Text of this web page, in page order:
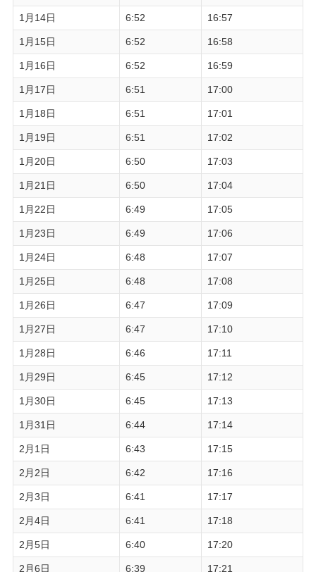
1月14日 6:52 16:57
1月15日 6:52 16:58
1月16日 6:52 16:59
1月17日 6:51 17:00
1月18日 6:51 17:01
1月19日 6:51 17:02
1月20日 6:50 17:03
1月21日 6:50 17:04
1月22日 6:49 17:05
1月23日 6:49 17:06
1月24日 6:48 17:07
1月25日 6:48 17:08
1月26日 6:47 17:09
1月27日 6:47 17:10
1月28日 6:46 17:11
1月29日 6:45 17:12
1月30日 6:45 17:13
1月31日 6:44 17:14
2月1日 6:43 17:15
2月2日 6:42 17:16
2月3日 6:41 17:17
2月4日 6:41 17:18
2月5日 6:40 17:20
2月6日 6:39 17:21